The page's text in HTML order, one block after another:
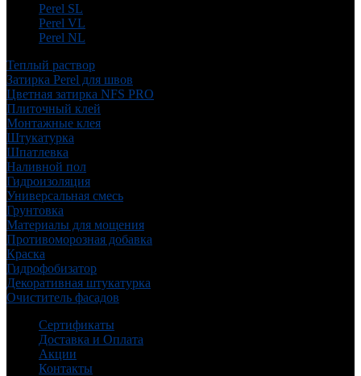
Perel SL
Perel VL
Perel NL
Теплый раствор
Затирка Perel для швов
Цветная затирка NFS PRO
Плиточный клей
Монтажные клея
Штукатурка
Шпатлевка
Наливной пол
Гидроизоляция
Универсальная смесь
Грунтовка
Материалы для мощения
Противоморозная добавка
Краска
Гидрофобизатор
Декоративная штукатурка
Очиститель фасадов
Сертификаты
Доставка и Оплата
Акции
Контакты